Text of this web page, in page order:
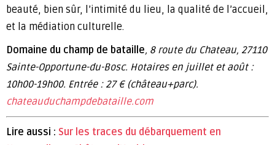
beauté, bien sûr, l’intimité du lieu, la qualité de l’accueil,
et la médiation culturelle.
Domaine du champ de bataille, 8 route du Chateau, 27110
Sainte-Opportune-du-Bosc. Hotaires en juillet et août :
10h00-19h00. Entrée : 27 € (château+parc).
chateauduchampdebataille.com
Lire aussi : Sur les traces du débarquement en